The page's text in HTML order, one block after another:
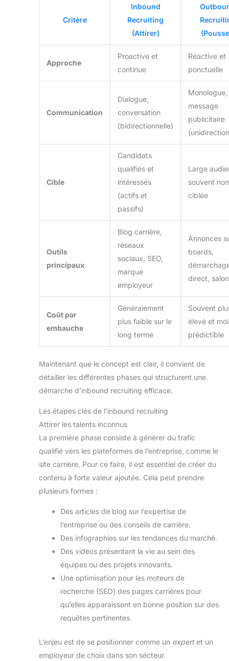
Critère
Inbound
Recruiting
(Attirer)
Approche
Proactive et
continue
Réactive et
ponctuelle
Communication
Dialogue,
conversation
(bidirectionnelle)
Monologue,
message
publicitaire
Cible
Candidats
qualifiés et
intéressés
(actifs et
passifs)
Large
souvent non
ciblée
Outils
principaux
Blog carrière,
réseaux
sociaux, SEO,
marque
employeur
Annonces
boards,
direct,
Coût par
embauche
Généralement
plus faible sur le
long terme
Souvent
élevé et
prédictible
Maintenant que le concept est clair, il convient de
détailler les différentes phases qui structurent une
démarche d’inbound recruiting efficace.
Les étapes clés de l’inbound recruiting
Attirer les talents inconnus
La première phase consiste à générer du trafic
qualifié vers les plateformes de l’entreprise, comme le
site carrière. Pour ce faire, il est essentiel de créer du
contenu à forte valeur ajoutée. Cela peut prendre
plusieurs formes :
Des articles de blog sur l’expertise de
l’entreprise ou des conseils de carrière.
Des infographies sur les tendances du marché.
Des vidéos présentant la vie au sein des
équipes ou des projets innovants.
Une optimisation pour les moteurs de
recherche (SEO) des pages carrières pour
qu’elles apparaissent en bonne position sur des
requêtes pertinentes.
L’enjeu est de se positionner comme un expertet un
employeur de choix dans son secteur.